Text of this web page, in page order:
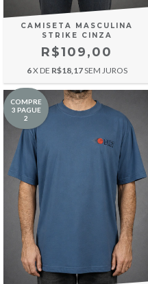
CAMISETA MASCULINA
STRIKE CINZA
R$109,00
6X DE R$18,17SEM JUROS
COMPRE
3 PAGUE
2